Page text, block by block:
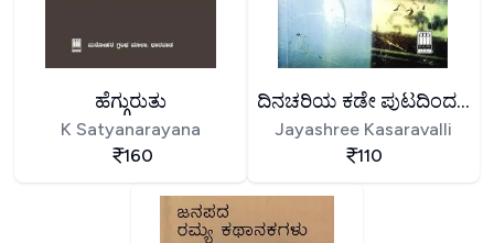
ಹೆಗ್ಗುರುತು
K Satyanarayana
160
ದಿನಚರಿಯ ಕಡೇ ಪುಟದಿಂದ...
Jayashree Kasaravalli
110